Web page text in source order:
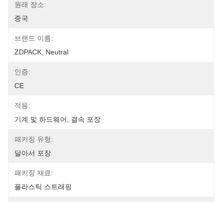
원래 장소:
중국
브랜드 이름:
ZDPACK, Neutral
인증:
CE
적용:
기계 및 하드웨어, 결속 포장
패키징 유형:
달아서 포장
패키징 재료:
플라스틱 스트래핑